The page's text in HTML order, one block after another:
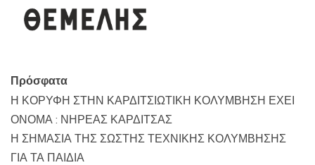
Πρόσφατα
Η ΚΟΡΥΦΗ ΣΤΗΝ ΚΑΡΔΙΤΣΙΩΤΙΚΗ ΚΟΛΥΜΒΗΣΗ ΕΧΕΙ
ΟΝΟΜΑ : ΝΗΡΕΑΣ ΚΑΡΔΙΤΣΑΣ
Η ΣΗΜΑΣΙΑ ΤΗΣ ΣΩΣΤΗΣ ΤΕΧΝΙΚΗΣ ΚΟΛΥΜΒΗΣΗΣ
ΓΙΑ ΤΑ ΠΑΙΔΙΑ